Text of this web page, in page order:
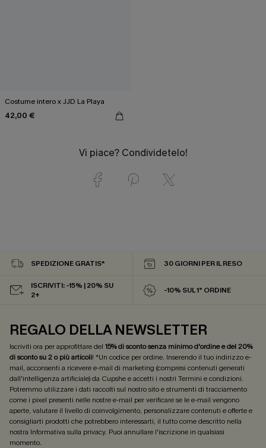
Costume intero x JJD La Playa
42,00 €
Vi piace? Condividetelo!
SPEDIZIONE GRATIS* 30 GIORNI PER IL RESO
ISCRIVITI: -15% | 20% SU
2+
-10% SUL 1° ORDINE
REGALO DELLA NEWSLETTER
Iscriviti ora per approfittare del 15% di sconto senza minimo d'ordine e del 20%
di sconto su 2 o più articoli! *Un codice per ordine. Inserendo il tuo indirizzo e-
mail, acconsenti a ricevere e-mail di marketing (compresi contenuti generati
dall'intelligenza artificiale) da Cupshe e accetti i nostri Termini e condizioni.
Potremmo utilizzare i dati raccolti sul nostro sito e strumenti di tracciamento
come i pixel presenti nelle nostre e-mail per verificare se le e-mail vengono
aperte, valutare il livello di coinvolgimento, personalizzare contenuti e offerte e
consigliarti prodotti che potrebbero interessarti, il tutto come descritto nella
nostra Informativa sulla privacy. Puoi annullare l'iscrizione in qualsiasi
momento.